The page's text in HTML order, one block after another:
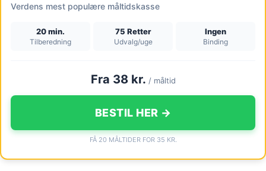
Verdens mest populære måltidskasse
20 min.
Tilberedning
75 Retter
Udvalg/uge
Ingen
Binding
Fra 38 kr. / måltid
BESTIL HER →
FÅ 20 MÅLTIDER FOR 35 KR.